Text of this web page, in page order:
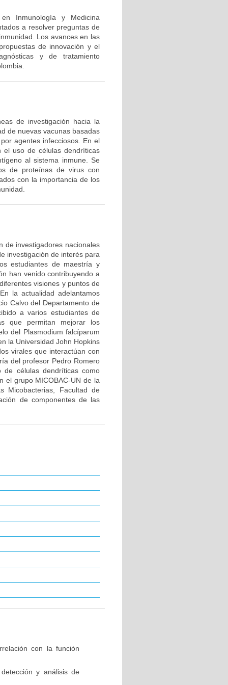
Inmunología y Medicina
a resolver preguntas de
Los avances en las
de innovación y el
y de tratamiento
de investigación hacia la
de nuevas vacunas basadas
agentes infecciosos. En el
el uso de células dendríticas
al sistema inmune. Se
de proteínas de virus con
con la importancia de los
de investigadores nacionales
investigación de interés para
estudiantes de maestría y
han venido contribuyendo a
visiones y puntos de
la actualidad adelantamos
Calvo del Departamento de
a varios estudiantes de
que permitan mejorar los
del Plasmodium falcíparum
la Universidad John Hopkins
virales que interactúan con
del profesor Pedro Romero
células dendríticas como
el grupo MICOBAC-UN de la
Micobacterias, Facultad de
de componentes de las
con la función
y análisis de